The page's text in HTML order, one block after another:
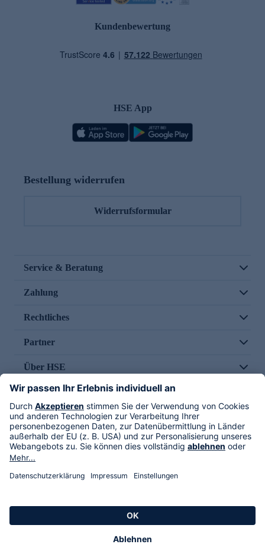
Kundenbewertung
HSE App
Bestellung widerrufen
Widerrufsformular
Service & Beratung
Zahlung
Rechtliches
Partner
Über HSE
Im TV
HSE International